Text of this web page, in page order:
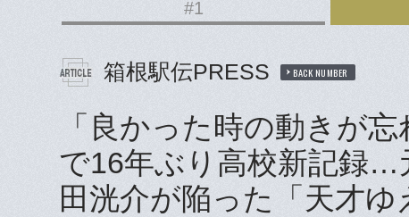
#1
箱根駅伝PRESS BACK NUMBER
「良かった時の動きが
で16年ぶり高校新記録…
田洸介が陥った「天才ゆ